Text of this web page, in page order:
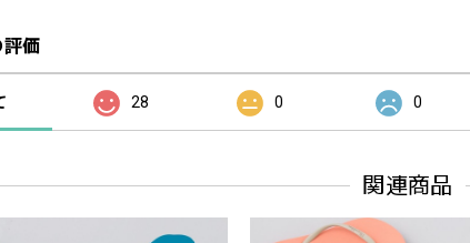
評価
28 0 0
関連商品